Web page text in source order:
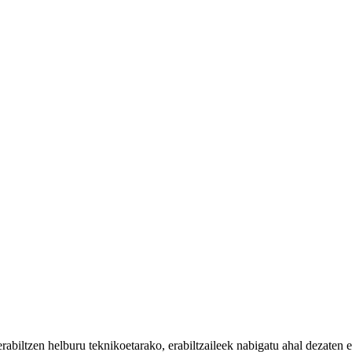
helburu teknikoetarako, erabiltzaileek nabigatu ahal dezaten